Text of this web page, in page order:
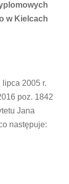
w Kielcach
2005 r.
poz. 1842
Jana
następuje: